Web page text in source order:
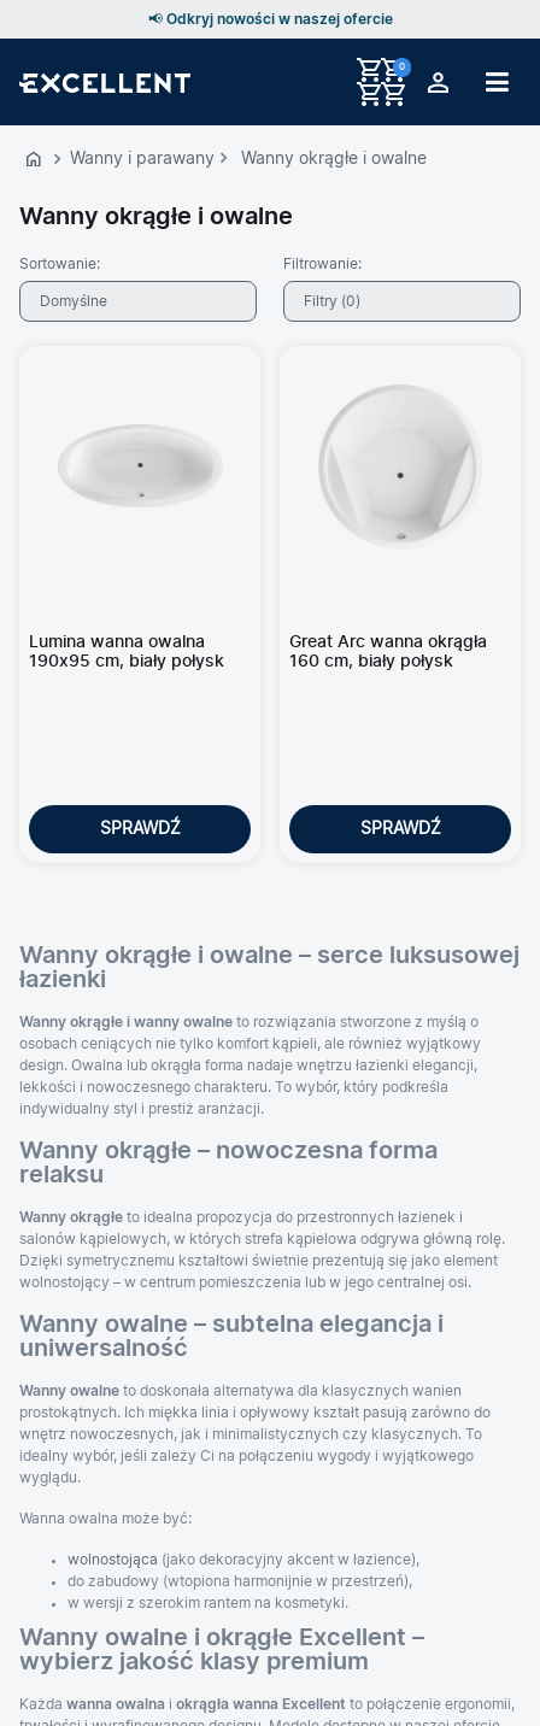
ZAWARTOŚCI
MENU
📢 Odkryj nowości w naszej ofercie
0
Wanny i parawany Wanny okrągłe i owalne
Wanny okrągłe i owalne
Sortowanie:
Domyślne
Filtrowanie:
Filtry (0)
Lumina wanna owalna
190x95 cm, biały połysk
SPRAWDŹ
Great Arc wanna okrągła
160 cm, biały połysk
SPRAWDŹ
Wanny okrągłe i owalne – serce luksusowej
łazienki
Wanny okrągłe i wanny owalne to rozwiązania stworzone z myślą o
osobach ceniących nie tylko komfort kąpieli, ale również wyjątkowy
design. Owalna lub okrągła forma nadaje wnętrzu łazienki elegancji,
lekkości i nowoczesnego charakteru. To wybór, który podkreśla
indywidualny styl i prestiż aranżacji.
Wanny okrągłe – nowoczesna forma
relaksu
Wanny okrągłe to idealna propozycja do przestronnych łazienek i
salonów kąpielowych, w których strefa kąpielowa odgrywa główną rolę.
Dzięki symetrycznemu kształtowi świetnie prezentują się jako element
wolnostojący – w centrum pomieszczenia lub w jego centralnej osi.
Wanny owalne – subtelna elegancja i
uniwersalność
Wanny owalne to doskonała alternatywa dla klasycznych wanien
prostokątnych. Ich miękka linia i opływowy kształt pasują zarówno do
wnętrz nowoczesnych, jak i minimalistycznych czy klasycznych. To
idealny wybór, jeśli zależy Ci na połączeniu wygody i wyjątkowego
wyglądu.
Wanna owalna może być:
wolnostojąca (jako dekoracyjny akcent w łazience),
do zabudowy (wtopiona harmonijnie w przestrzeń),
w wersji z szerokim rantem na kosmetyki.
Wanny owalne i okrągłe Excellent –
wybierz jakość klasy premium
Każda wanna owalna i okrągła wanna Excellent to połączenie ergonomii,